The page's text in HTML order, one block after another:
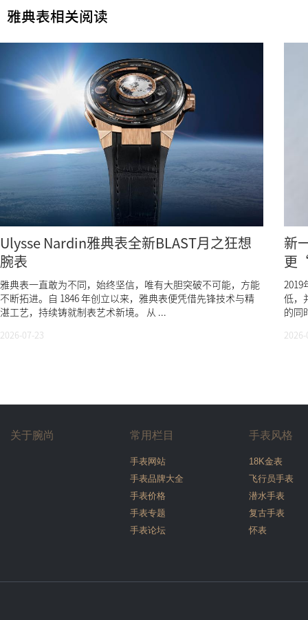
雅典表相关阅读
Ulysse Nardin雅典表全新BLAST月之狂想
腕表
雅典表一直敢为不同，始终坚信，唯有大胆突破不可能，方能
不断拓进。自 1846 年创立以来，雅典表便凭借先锋技术与精
湛工艺，持续铸就制表艺术新境。 从 ...
2026-07-23
新
更
2019
低，
的同
关于腕尚 常用栏目
手表网站
手表品牌大全
手表价格
手表专题
手表论坛
手表风格
18K金表
飞行员手表
潜水手表
复古手表
怀表